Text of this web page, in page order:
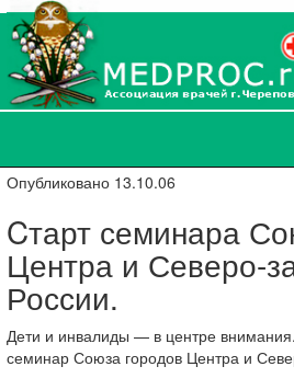
Опубликовано 13.10.06
Cтарт семинара
Центра и Северо-
России.
Дети и инвалиды — в центре
семинар Союза городов Центра и